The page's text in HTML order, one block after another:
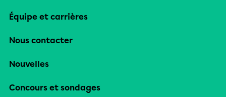
Équipe et carrières
Nous contacter
Nouvelles
Concours et sondages